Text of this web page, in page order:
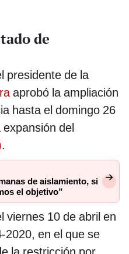
de
presidente de la
aprobó la ampliación
hasta el domingo 26
del
.
de aislamiento, si
el objetivo”
viernes 10 de abril en
2020, en el que se